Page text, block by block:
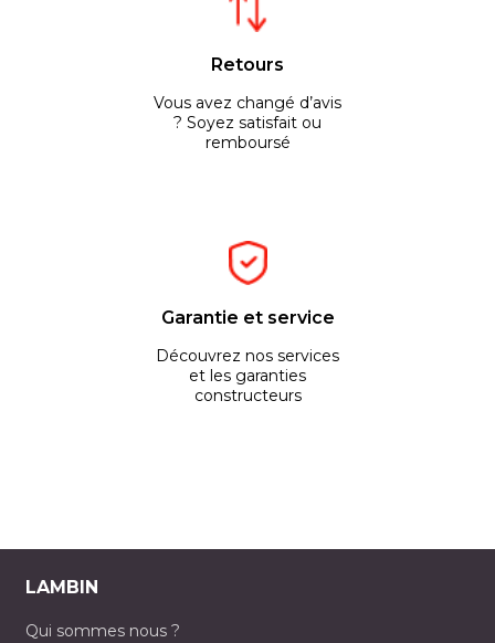
Retours
Vous avez changé d’avis
? Soyez satisfait ou
remboursé
Garantie et service
Découvrez nos services
et les garanties
constructeurs
LAMBIN
Qui sommes nous ?